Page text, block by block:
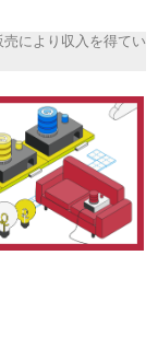
により収入を得てい